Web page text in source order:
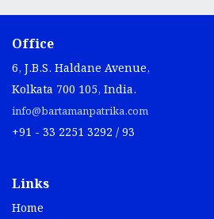
Office
6, J.B.S. Haldane Avenue,
Kolkata 700 105, India.
info@bartamanpatrika.com
+91 - 33 2251 3292 / 93
Links
Home